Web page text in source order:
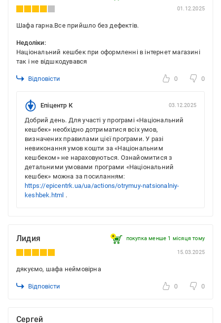
01.12.2025
Шафа гарна.Все прийшло без дефектів.
Недоліки:
Національний кешбек при оформленні в інтернет магазині
так і не відшкодувався
Відповісти 0 0
Епіцентр К 03.12.2025
Добрий день. Для участі у програмі «Національний
кешбек» необхідно дотриматися всіх умов,
визначених правилами цієї програми. У разі
невиконання умов кошти за «Національним
кешбеком» не нараховуються. Ознайомитися з
детальними умовами програми «Національний
кешбек» можна за посиланням:
https://epicentrk.ua/ua/actions/otrymuy-natsionalniy-
keshbek.html .
Лидия покупка менше 1 місяця томy
15.03.2025
дякуємо, шафа неймовірна
Відповісти 0 0
Сергей